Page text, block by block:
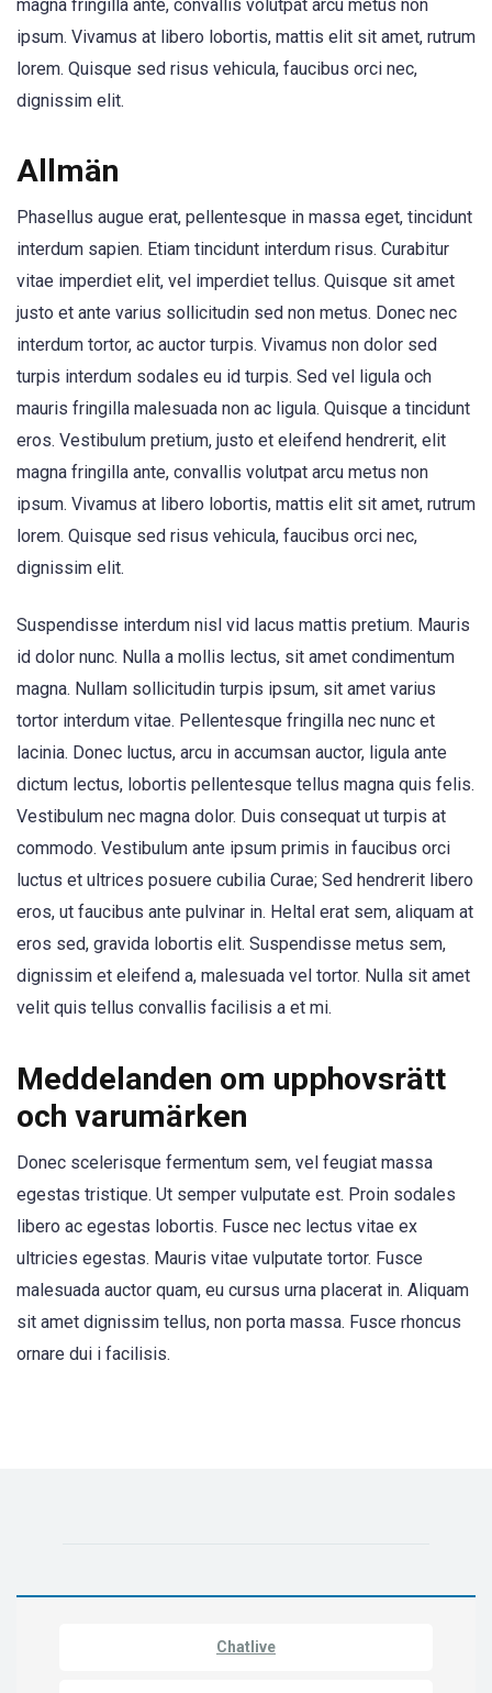
magna fringilla ante, convallis volutpat arcu metus non
ipsum. Vivamus at libero lobortis, mattis elit sit amet, rutrum
lorem. Quisque sed risus vehicula, faucibus orci nec,
dignissim elit.
Allmän
Phasellus augue erat, pellentesque in massa eget, tincidunt
interdum sapien. Etiam tincidunt interdum risus. Curabitur
vitae imperdiet elit, vel imperdiet tellus. Quisque sit amet
justo et ante varius sollicitudin sed non metus. Donec nec
interdum tortor, ac auctor turpis. Vivamus non dolor sed
turpis interdum sodales eu id turpis. Sed vel ligula och
mauris fringilla malesuada non ac ligula. Quisque a tincidunt
eros. Vestibulum pretium, justo et eleifend hendrerit, elit
magna fringilla ante, convallis volutpat arcu metus non
ipsum. Vivamus at libero lobortis, mattis elit sit amet, rutrum
lorem. Quisque sed risus vehicula, faucibus orci nec,
dignissim elit.
Suspendisse interdum nisl vid lacus mattis pretium. Mauris
id dolor nunc. Nulla a mollis lectus, sit amet condimentum
magna. Nullam sollicitudin turpis ipsum, sit amet varius
tortor interdum vitae. Pellentesque fringilla nec nunc et
lacinia. Donec luctus, arcu in accumsan auctor, ligula ante
dictum lectus, lobortis pellentesque tellus magna quis felis.
Vestibulum nec magna dolor. Duis consequat ut turpis at
commodo. Vestibulum ante ipsum primis in faucibus orci
luctus et ultrices posuere cubilia Curae; Sed hendrerit libero
eros, ut faucibus ante pulvinar in. Heltal erat sem, aliquam at
eros sed, gravida lobortis elit. Suspendisse metus sem,
dignissim et eleifend a, malesuada vel tortor. Nulla sit amet
velit quis tellus convallis facilisis a et mi.
Meddelanden om upphovsrätt
och varumärken
Donec scelerisque fermentum sem, vel feugiat massa
egestas tristique. Ut semper vulputate est. Proin sodales
libero ac egestas lobortis. Fusce nec lectus vitae ex
ultricies egestas. Mauris vitae vulputate tortor. Fusce
malesuada auctor quam, eu cursus urna placerat in. Aliquam
sit amet dignissim tellus, non porta massa. Fusce rhoncus
ornare dui i facilisis.
Chatlive